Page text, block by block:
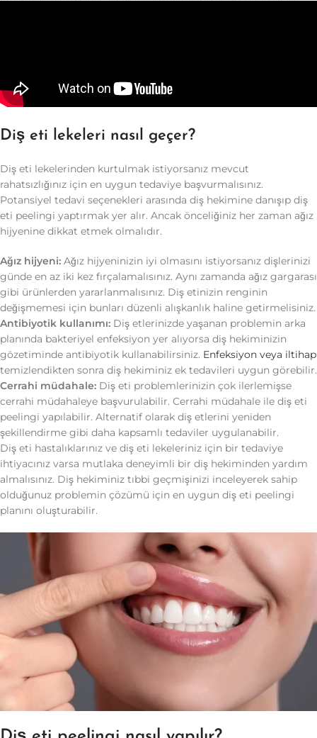
Diş eti lekeleri nasıl geçer?
Diş eti lekelerinden kurtulmak istiyorsanız mevcut
rahatsızlığınız için en uygun tedaviye başvurmalısınız.
Potansiyel tedavi seçenekleri arasında diş hekimine danışıp diş
eti peelingi yaptırmak yer alır. Ancak önceliğiniz her zaman ağız
hijyenine dikkat etmek olmalıdır.
Ağız hijyeni: Ağız hijyeninizin iyi olmasını istiyorsanız dişlerinizi
günde en az iki kez fırçalamalısınız. Aynı zamanda ağız gargarası
gibi ürünlerden yararlanmalısınız. Diş etinizin renginin
değişmemesi için bunları düzenli alışkanlık haline getirmelisiniz.
Antibiyotik kullanımı: Diş etlerinizde yaşanan problemin arka
planında bakteriyel enfeksiyon yer alıyorsa diş hekiminizin
gözetiminde antibiyotik kullanabilirsiniz. Enfeksiyon veya iltihap
temizlendikten sonra diş hekiminiz ek tedavileri uygun görebilir.
Cerrahi müdahale: Diş eti problemlerinizin çok ilerlemişse
cerrahi müdahaleye başvurulabilir. Cerrahi müdahale ile diş eti
peelingi yapılabilir. Alternatif olarak diş etlerini yeniden
şekillendirme gibi daha kapsamlı tedaviler uygulanabilir.
Diş eti hastalıklarınız ve diş eti lekeleriniz için bir tedaviye
ihtiyacınız varsa mutlaka deneyimli bir diş hekiminden yardım
almalısınız. Diş hekiminiz tıbbi geçmişinizi inceleyerek sahip
olduğunuz problemin çözümü için en uygun diş eti peelingi
planını oluşturabilir.